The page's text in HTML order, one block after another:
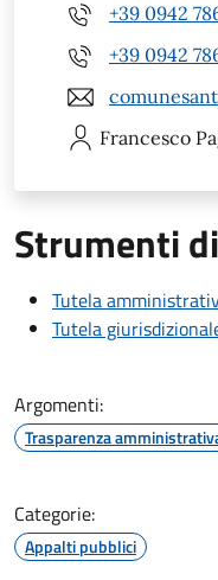
+39 0942
+39 0942
Francesco
Strumenti
Tutela
Tutela
Argomenti:
Trasparenza
Categorie:
Appalti pubblici